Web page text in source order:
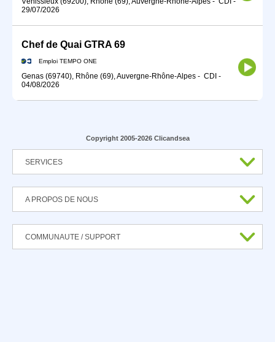
29/07/2026
Chef de Quai GTRA 69
Emploi TEMPO ONE
Genas (69740), Rhône (69), Auvergne-Rhône-Alpes - CDI -
04/08/2026
Copyright 2005-2026 Clicandsea
SERVICES
A PROPOS DE NOUS
COMMUNAUTE / SUPPORT